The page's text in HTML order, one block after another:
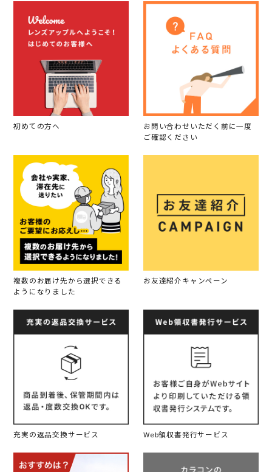
初めての方へ
お問い合わせいただく前に一度
ご確認ください
複数のお届け先から選択できる
ようになりました
お友達紹介キャンペーン
充実の返品交換サービス Web領収書発行サービス